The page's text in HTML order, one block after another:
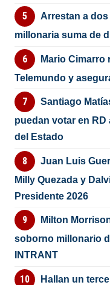
Arrestan a
millonaria suma de
Mario Cimarro
Telemundo y
Santiago
puedan votar en
del Estado
Juan Luis
Milly Quezada y
Presidente 2026
Milton
soborno millonario
INTRANT
Hallan un